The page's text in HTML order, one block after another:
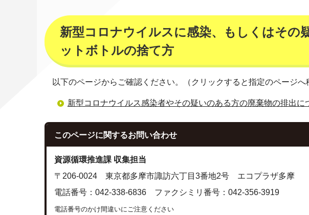
新型コロナウイルスに感染、もしくはその
ットボトルの捨て方
以下のページからご確認ください。（クリックすると指定のページへ
新型コロナウイルス感染者やその疑いのある方の廃棄物の排出に
このページに関するお問い合わせ
資源循環推進課 収集担当
〒206-0024 東京都多摩市諏訪六丁目3番地2号 エコプラザ多摩
電話番号：042-338-6836 ファクシミリ番号：042-356-3919
電話番号のかけ間違いにご注意ください